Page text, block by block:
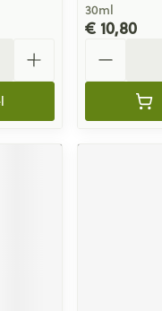
30ml
€ 10,80